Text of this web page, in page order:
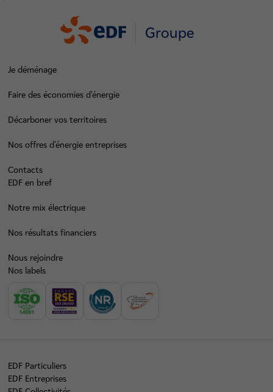
Groupe
Je déménage
Faire des économies d’énergie
Décarboner vos territoires
Nos offres d’énergie entreprises
Contacts
EDF en bref
Notre mix électrique
Nos résultats financiers
Nous rejoindre
Nos labels
EDF Particuliers
EDF Entreprises